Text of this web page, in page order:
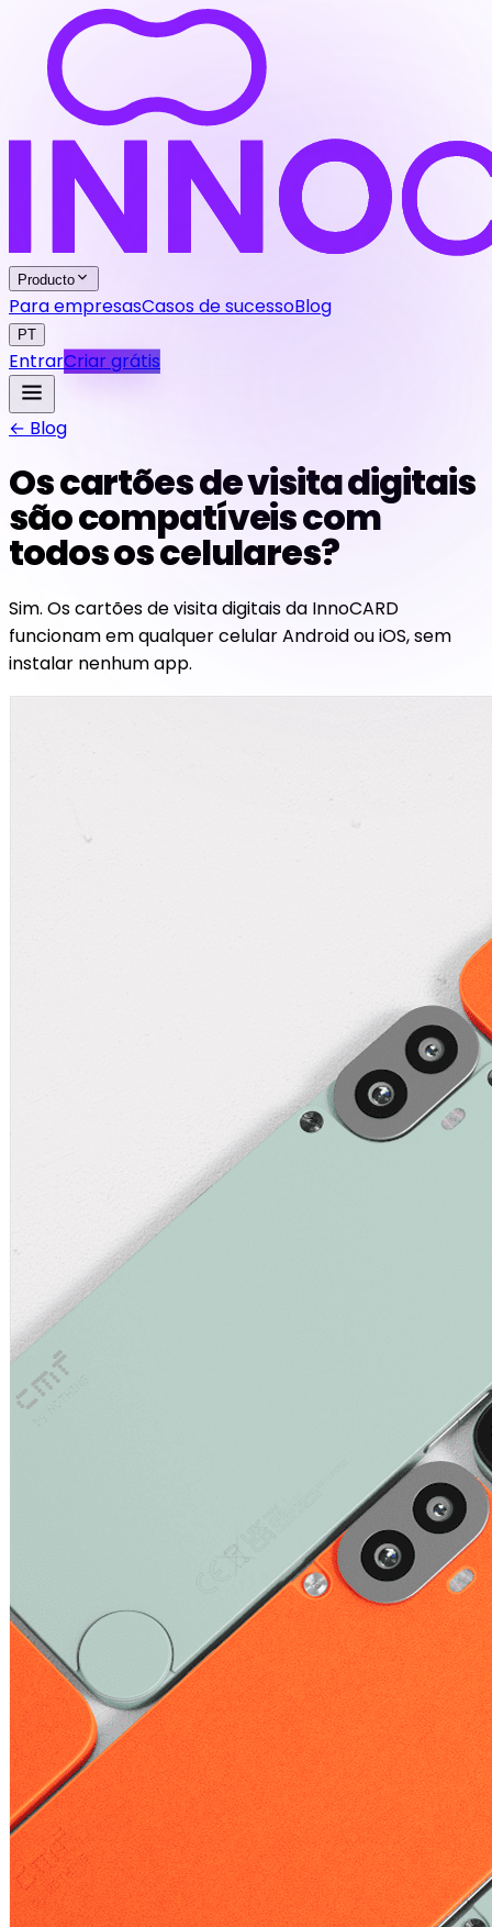
Producto
Para empresasCasos de sucessoBlog
PT
EntrarCriar grátis
← Blog
Os cartões de visita digitais
são compatíveis com
todos os celulares?
Sim. Os cartões de visita digitais da InnoCARD
funcionam em qualquer celular Android ou iOS, sem
instalar nenhum app.